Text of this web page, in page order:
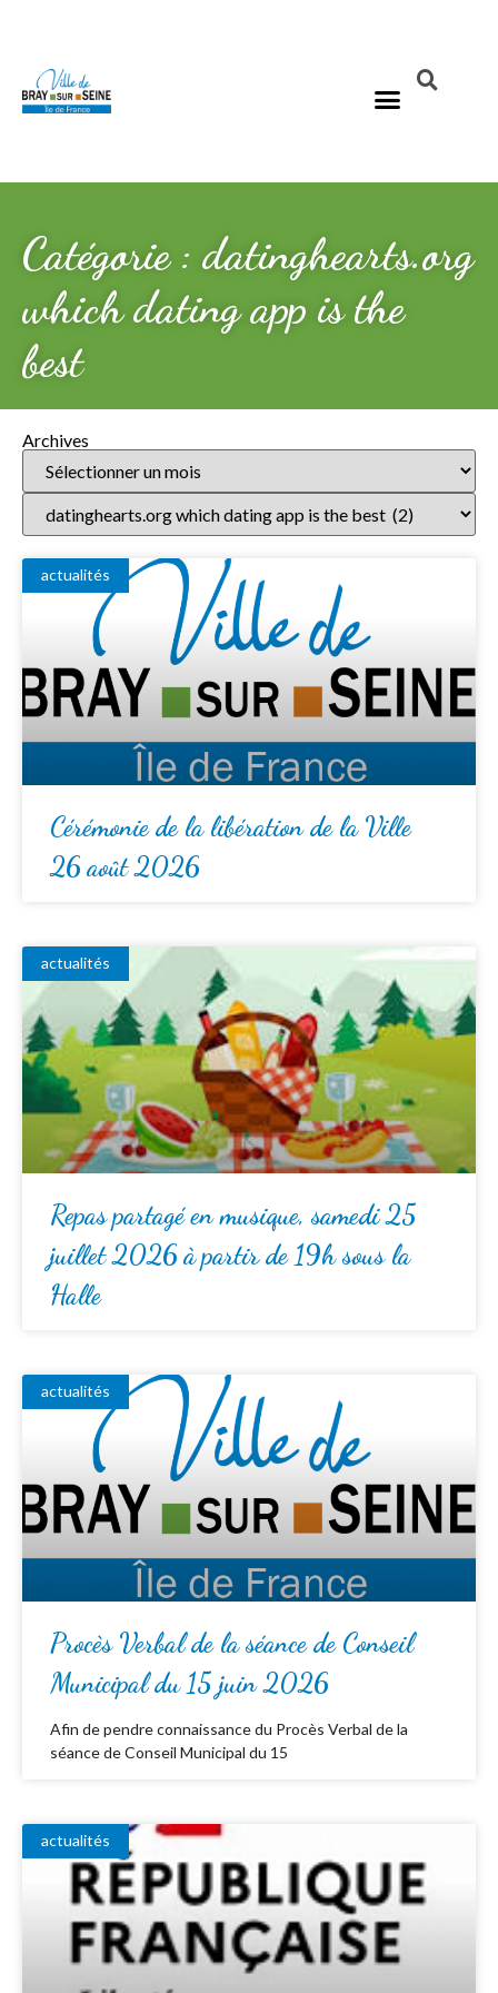
Catégorie : datinghearts.org
which dating app is the
best
Archives
actualités
Cérémonie de la libération de la Ville
26 août 2026
actualités
Repas partagé en musique, samedi 25
juillet 2026 à partir de 19h sous la
Halle
actualités
Procès Verbal de la séance de Conseil
Municipal du 15 juin 2026
Afin de pendre connaissance du Procès Verbal de la
séance de Conseil Municipal du 15
actualités